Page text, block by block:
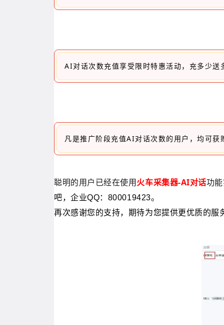
AI对话次数充值享受限时特惠活动，充多少
凡是推广阶段充值AI对话次数的用户，均可
聪明的用户已经在使用火车采集器-AI对话功
吧，企业QQ：800019423。
再次感谢您的支持，期待为您提供更优质的服